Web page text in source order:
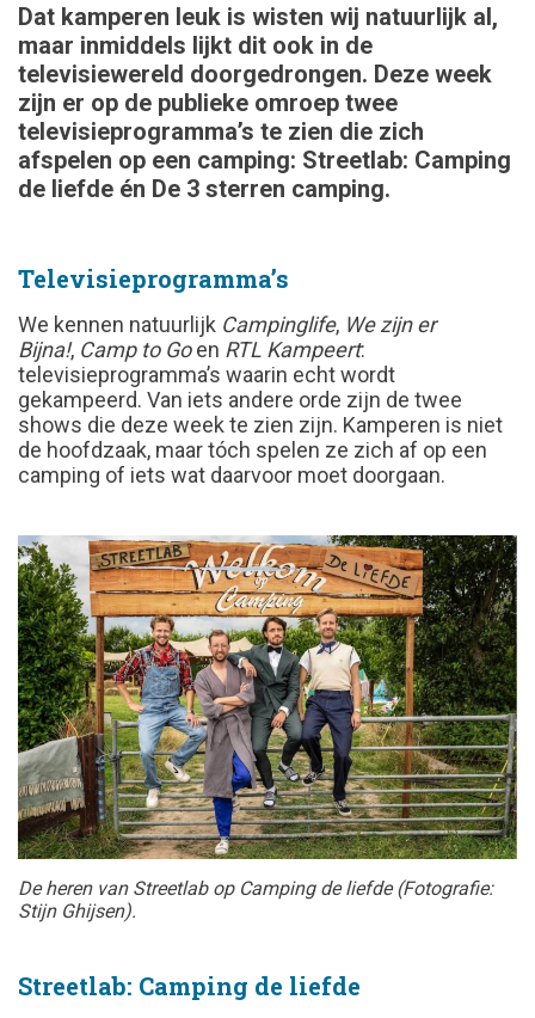
Dat kamperen leuk is wisten wij natuurlijk al,
maar inmiddels lijkt dit ook in de
televisiewereld doorgedrongen. Deze week
zijn er op de publieke omroep twee
televisieprogramma’s te zien die zich
afspelen op een camping: Streetlab: Camping
de liefde én De 3 sterren camping.
Televisieprogramma’s
We kennen natuurlijk Campinglife, We zijn er
Bijna!, Camp to Goen RTL Kampeert:
televisieprogramma’s waarin echt wordt
gekampeerd. Van iets andere orde zijn de twee
shows die deze week te zien zijn. Kamperen is niet
de hoofdzaak, maar tóch spelen ze zich af op een
camping of iets wat daarvoor moet doorgaan.
De heren van Streetlab op Camping de liefde (Fotografie:
Stijn Ghijsen).
Streetlab: Camping de liefde